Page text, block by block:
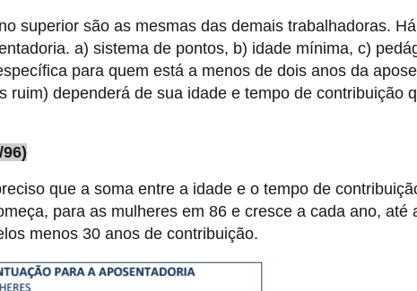
superior são as mesmas das demais trabalhadoras.
a) sistema de pontos, b) idade mínima, c)
para quem está a menos de dois anos da
ruim) dependerá de sua idade e tempo de contribuição
que a soma entre a idade e o tempo de
para as mulheres em 86 e cresce a cada ano, até
menos 30 anos de contribuição.